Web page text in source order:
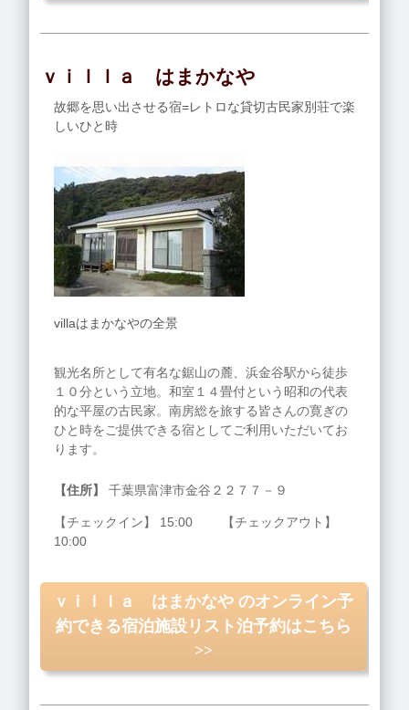
ｖｉｌｌａ はまかなや
故郷を思い出させる宿=レトロな貸切古民家別荘で楽
しいひと時
villaはまかなやの全景
観光名所として有名な鋸山の麓、浜金谷駅から徒歩
１０分という立地。和室１４畳付という昭和の代表
的な平屋の古民家。南房総を旅する皆さんの寛ぎの
ひと時をご提供できる宿としてご利用いただいてお
ります。
【住所】 千葉県富津市金谷２２７７－９
【チェックイン】 15:00 【チェックアウト】
10:00
ｖｉｌｌａ はまかなや のオンライン予
約できる宿泊施設リスト泊予約はこちら
>>